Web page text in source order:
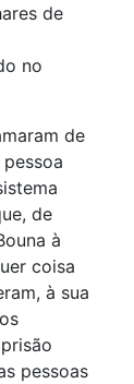
de
no
de
de
à
coisa
à sua
pessoas